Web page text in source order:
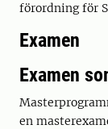
förordning för
Examen
Examen
en